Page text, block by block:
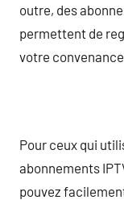
outre, des
permettent de
votre
Pour ceux qui
abonnements
pouvez